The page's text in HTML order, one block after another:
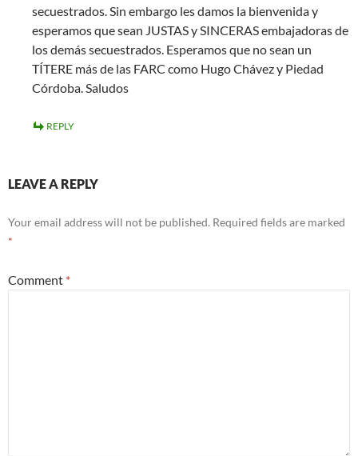
secuestrados. Sin embargo les damos la bienvenida y
esperamos que sean JUSTAS y SINCERAS embajadoras de
los demás secuestrados. Esperamos que no sean un
TÍTERE más de las FARC como Hugo Chávez y Piedad
Córdoba. Saludos
REPLY
LEAVE A REPLY
Your email address will not be published. Required fields are marked
*
Comment *